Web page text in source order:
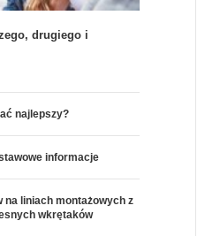
drugiego i
najlepszy?
informacje
liniach montażowych z
wkrętaków